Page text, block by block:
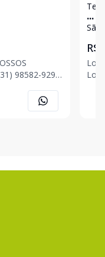
sujeito a
a
...
São
R$
Lote a Venda